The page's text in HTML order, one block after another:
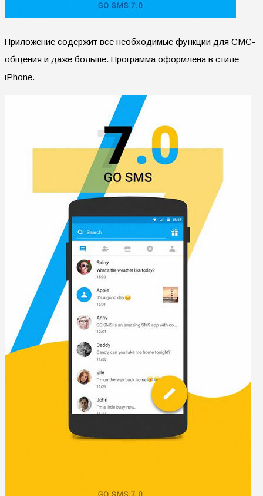
Приложение содержит все необходимые функции для СМС-
общения и даже больше. Программа оформлена в стиле
iPhone.